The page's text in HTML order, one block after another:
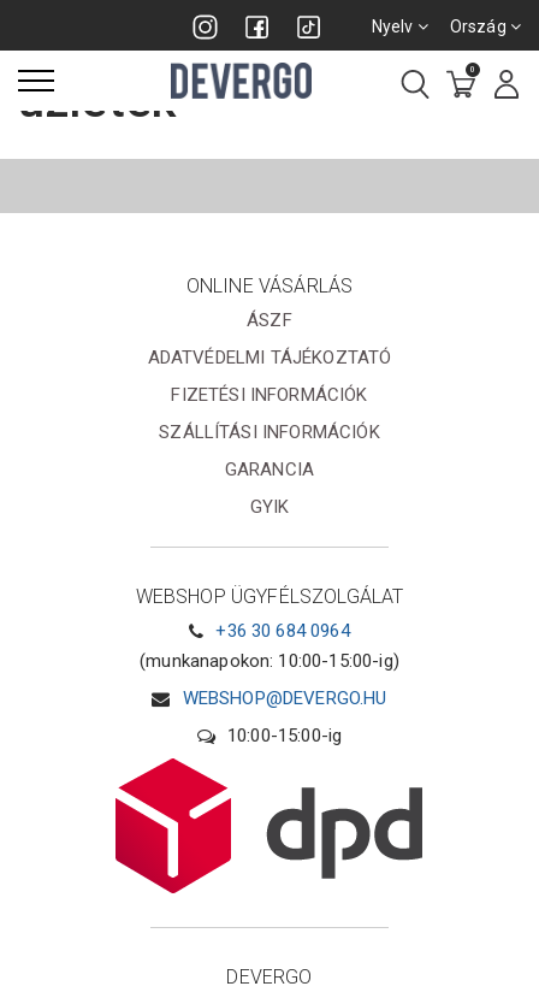
Nyelv Ország
0
Devergo & Friends
üzletek
ONLINE VÁSÁRLÁS
ÁSZF
ADATVÉDELMI TÁJÉKOZTATÓ
FIZETÉSI INFORMÁCIÓK
SZÁLLÍTÁSI INFORMÁCIÓK
GARANCIA
GYIK
WEBSHOP ÜGYFÉLSZOLGÁLAT
+36 30 684 0964
(munkanapokon: 10:00-15:00-ig)
WEBSHOP@DEVERGO.HU
10:00-15:00-ig
DEVERGO